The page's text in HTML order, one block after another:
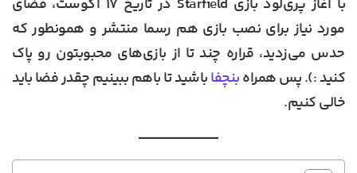
با آغاز پری‌لود بازی Starfield در تاریخ ۱۷ آگوست، فضای
مورد نیاز برای نصب بازی هم رسما منتشر و همونطور که
حدس می‌زدید، قراره چند تا از بازی‌های محبوبتون رو پاک
کنید :). پس همراهبنچفاباشید تا باهم ببینیم چقدر فضا باید
خالی کنیم.